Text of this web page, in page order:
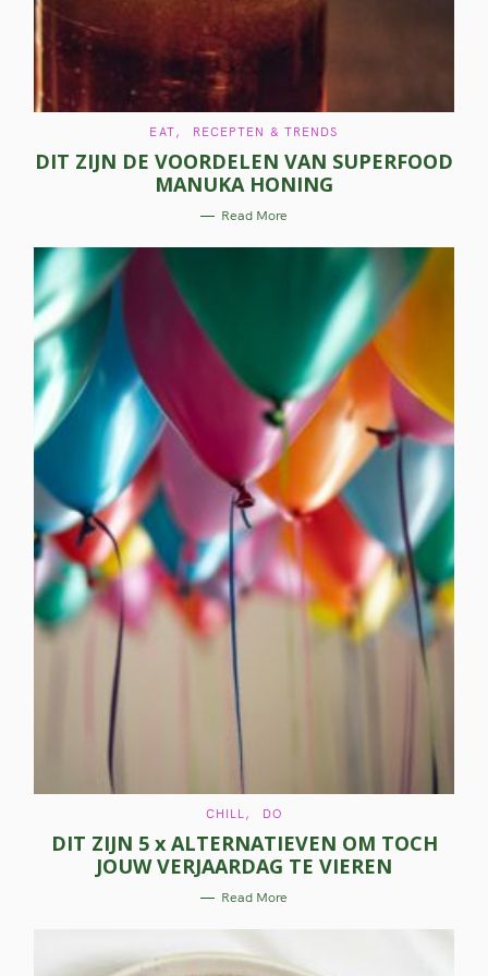
C
T
E
G
O
R
I
S
EAT RECEPTEN & TRENDS
DIT ZIJN DE VOORDELEN VAN SUPERFOOD
MANUKA HONING
Read More
C
T
E
G
O
R
I
S
CHILL DO
DIT ZIJN 5 x ALTERNATIEVEN OM TOCH
JOUW VERJAARDAG TE VIEREN
Read More
r
c
h
o
: